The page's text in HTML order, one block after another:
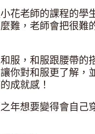
花老師的課程的學
難，老師會把很難
服，和服跟腰帶的
你對和服更了解，
成就感！
年想要變得會自己